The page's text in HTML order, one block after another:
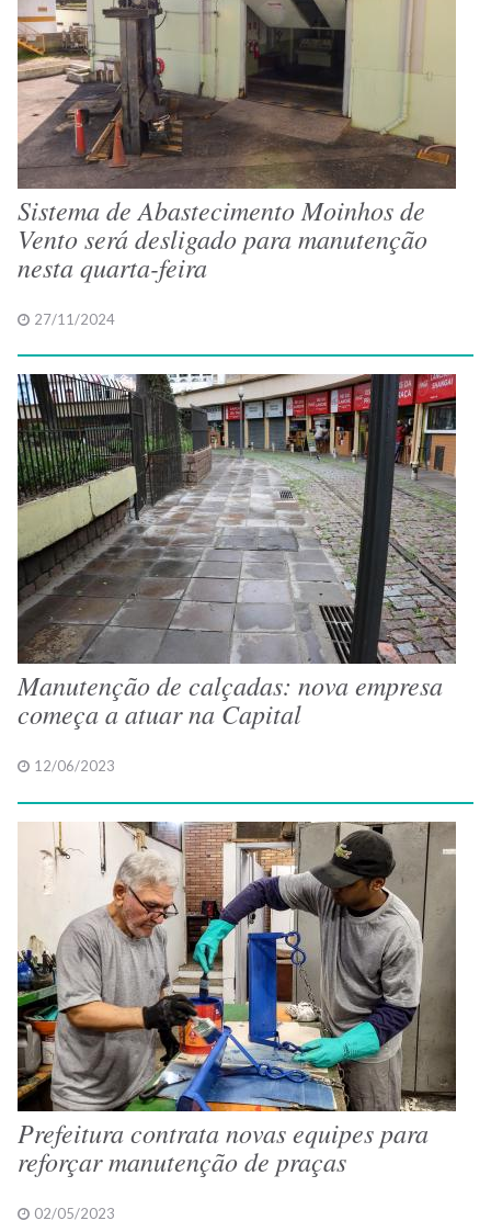
Sistema de Abastecimento Moinhos de
Vento será desligado para manutenção
nesta quarta-feira
27/11/2024
Manutenção de calçadas: nova empresa
começa a atuar na Capital
12/06/2023
Prefeitura contrata novas equipes para
reforçar manutenção de praças
02/05/2023